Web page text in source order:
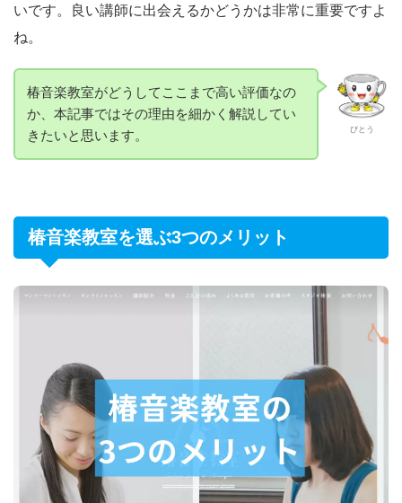
いです。 良い講師に出会えるかどうかは非常に重要ですよ
ね。
びとう
椿音楽教室がどうしてここまで高い評価なの
か、本記事ではその理由を細かく解説してい
きたいと思います。
椿音楽教室を選ぶ3つのメリット